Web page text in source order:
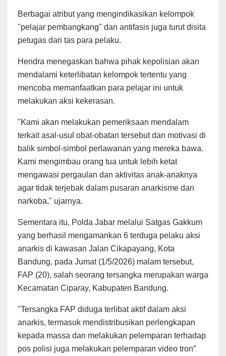
Berbagai atribut yang mengindikasikan kelompok
"pelajar pembangkang" dan antifasis juga turut disita
petugas dari tas para pelaku.
Hendra menegaskan bahwa pihak kepolisian akan
mendalami keterlibatan kelompok tertentu yang
mencoba memanfaatkan para pelajar ini untuk
melakukan aksi kekerasan.
"Kami akan melakukan pemeriksaan mendalam
terkait asal-usul obat-obatan tersebut dan motivasi di
balik simbol-simbol perlawanan yang mereka bawa.
Kami mengimbau orang tua untuk lebih ketat
mengawasi pergaulan dan aktivitas anak-anaknya
agar tidak terjebak dalam pusaran anarkisme dan
narkoba," ujarnya.
Sementara itu, Polda Jabar melalui Satgas Gakkum
yang berhasil mengamankan 6 terduga pelaku aksi
anarkis di kawasan Jalan Cikapayang, Kota
Bandung, pada Jumat (1/5/2026) malam tersebut,
FAP (20), salah seorang tersangka merupakan warga
Kecamatan Ciparay, Kabupaten Bandung.
"Tersangka FAP diduga terlibat aktif dalam aksi
anarkis, termasuk mendistribusikan perlengkapan
kepada massa dan melakukan pelemparan terhadap
pos polisi juga melakukan pelemparan video tron”